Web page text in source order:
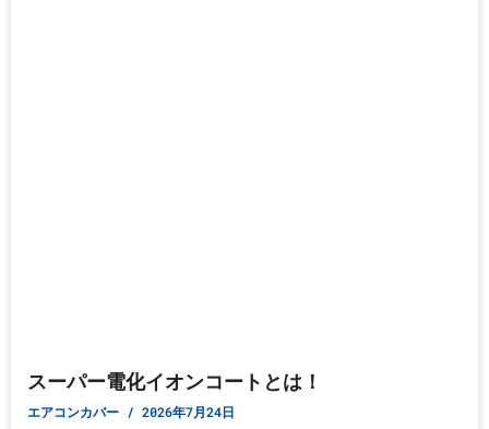
スーパー電化イオンコートとは！
エアコンカバー 2026年7月24日